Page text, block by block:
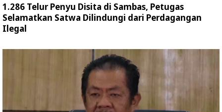
1.286 Telur Penyu Disita di Sambas, Petugas
Selamatkan Satwa Dilindungi dari Perdagangan
Ilegal